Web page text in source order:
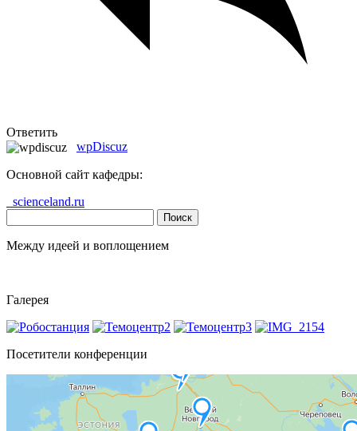
Ответить
wpDiscuz
Основной сайт кафедры:
scienceland.ru
Между идеей и воплощением
Галерея
Посетители конференции